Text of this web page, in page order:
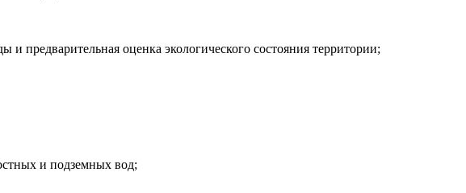
предварительная оценка экологического состояния территории;
и подземных вод;